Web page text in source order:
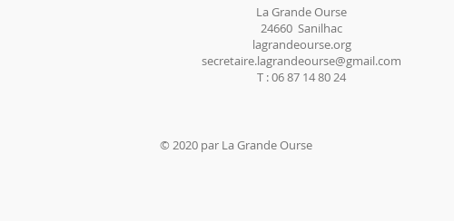
La Grande Ourse
24660 Sanilhac
lagrandeourse.org
secretaire.lagrandeourse@gmail.com
T : 06 87 14 80 24
© 2020 par La Grande Ourse